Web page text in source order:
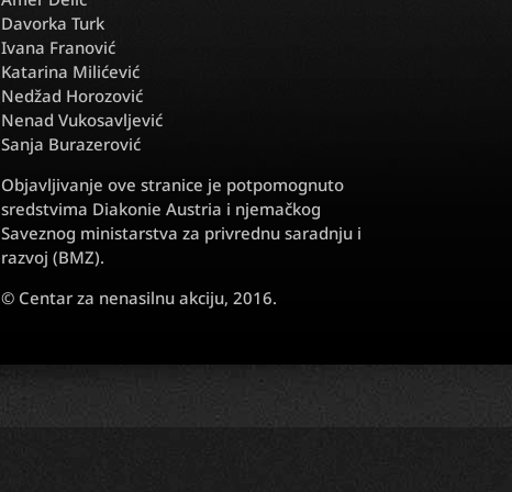
Davorka Turk
Ivana Franović
Katarina Milićević
Nedžad Horozović
Nenad Vukosavljević
Sanja Burazerović
Objavljivanje ove stranice je potpomognuto
sredstvima Diakonie Austria i njemačkog
Saveznog ministarstva za privrednu saradnju i
razvoj (BMZ).
© Centar za nenasilnu akciju, 2016.